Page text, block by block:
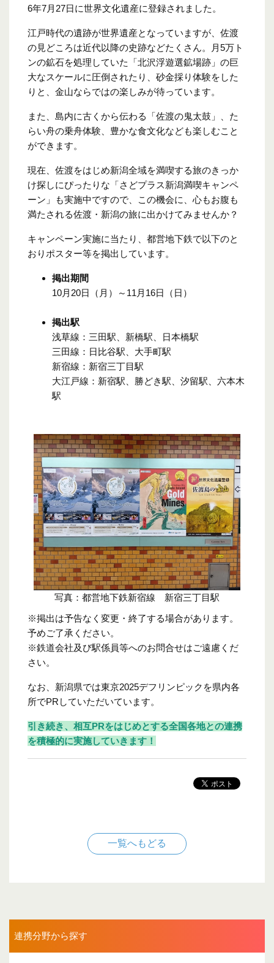
6年7月27日に世界文化遺産に登録されました。
江戸時代の遺跡が世界遺産となっていますが、佐渡
の見どころは近代以降の史跡などたくさん。月5万ト
ンの鉱石を処理していた「北沢浮遊選鉱場跡」の巨
大なスケールに圧倒されたり、砂金採り体験をした
りと、金山ならではの楽しみが待っています。
また、島内に古くから伝わる「佐渡の鬼太鼓」、た
らい舟の乗舟体験、豊かな食文化なども楽しむこと
ができます。
現在、佐渡をはじめ新潟全域を満喫する旅のきっか
け探しにぴったりな「さどプラス新潟満喫キャンペ
ーン」も実施中ですので、この機会に、心もお腹も
満たされる佐渡・新潟の旅に出かけてみませんか？
キャンペーン実施に当たり、都営地下鉄で以下のと
おりポスター等を掲出しています。
掲出期間
10月20日（月）～11月16日（日）
掲出駅
浅草線：三田駅、新橋駅、日本橋駅
三田線：日比谷駅、大手町駅
新宿線：新宿三丁目駅
大江戸線：新宿駅、勝どき駅、汐留駅、六本木
駅
写真：都営地下鉄新宿線 新宿三丁目駅
※掲出は予告なく変更・終了する場合があります。
予めご了承ください。
※鉄道会社及び駅係員等へのお問合せはご遠慮くだ
さい。
なお、新潟県では東京2025デフリンピックを県内各
所でPRしていただいています。
引き続き、相互PRをはじめとする全国各地との連携
を積極的に実施していきます！
一覧へもどる
連携分野から探す